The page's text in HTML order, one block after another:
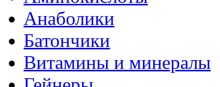
Анаболики
Батончики
Витамины и минералы